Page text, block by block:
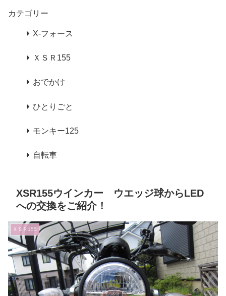
カテゴリー
X-フォース
ＸＳＲ155
おでかけ
ひとりごと
モンキー125
自転車
XSR155ウインカー ウエッジ球からLED
への交換をご紹介！
ＸＳＲ155